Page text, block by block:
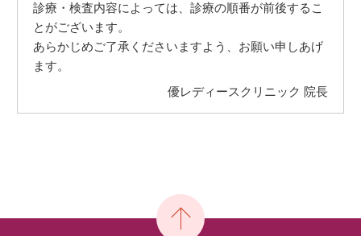
診療・検査内容によっては、診療の順番が前後するこ
とがございます。
あらかじめご了承くださいますよう、お願い申しあげ
ます。
優レディースクリニック 院長